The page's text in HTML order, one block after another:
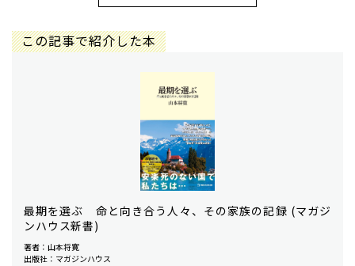
この記事で紹介した本
最期を選ぶ 命と向き合う人々、その家族の記録 (マガジ
ンハウス新書)
著者：山本将寛
出版社：マガジンハウス